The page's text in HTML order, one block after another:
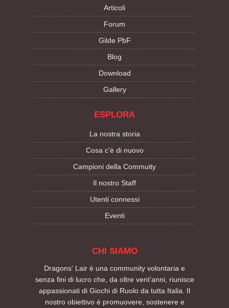
Articoli
Forum
Gilde PbF
Blog
Download
Gallery
ESPLORA
La nostra storia
Cosa c'è di nuovo
Campioni della Commuity
Il nostro Staff
Utenti connessi
Eventi
CHI SIAMO
Dragons' Lair è una community volontaria e
senza fini di lucro che, da oltre vent’anni, riunisce
appassionati di Giochi di Ruolo da tutta Italia. Il
nostro obiettivo è promuovere, sostenere e